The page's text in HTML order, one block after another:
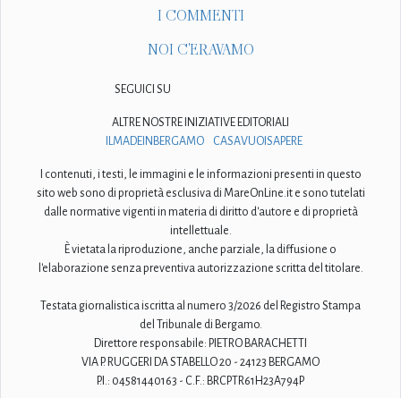
I COMMENTI
NOI C'ERAVAMO
SEGUICI SU
ALTRE NOSTRE INIZIATIVE EDITORIALI
ILMADEINBERGAMO
CASAVUOISAPERE
I contenuti, i testi, le immagini e le informazioni presenti in questo
sito web sono di proprietà esclusiva di MareOnLine.it e sono tutelati
dalle normative vigenti in materia di diritto d'autore e di proprietà
intellettuale.
È vietata la riproduzione, anche parziale, la diffusione o
l'elaborazione senza preventiva autorizzazione scritta del titolare.
Testata giornalistica iscritta al numero 3/2026 del Registro Stampa
del Tribunale di Bergamo.
Direttore responsabile: PIETRO BARACHETTI
VIA P. RUGGERI DA STABELLO 20 - 24123 BERGAMO
P.I.: 04581440163 - C.F.: BRCPTR61H23A794P